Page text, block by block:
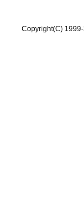
Copyright(C)